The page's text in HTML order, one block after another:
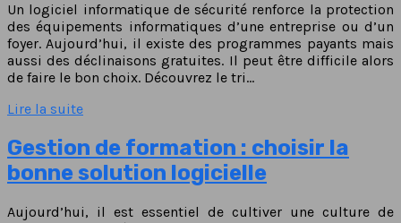
Un logiciel informatique de sécurité renforce la protection
des équipements informatiques d’une entreprise ou d’un
foyer. Aujourd’hui, il existe des programmes payants mais
aussi des déclinaisons gratuites. Il peut être difficile alors
de faire le bon choix. Découvrez le tri…
Lire la suite
Gestion de formation : choisir la
bonne solution logicielle
Aujourd’hui, il est essentiel de cultiver une culture de